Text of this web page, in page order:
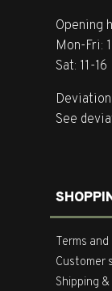
Opening
Mon-Fri:
Sat: 11-16
See
Terms
Customer
Shipping